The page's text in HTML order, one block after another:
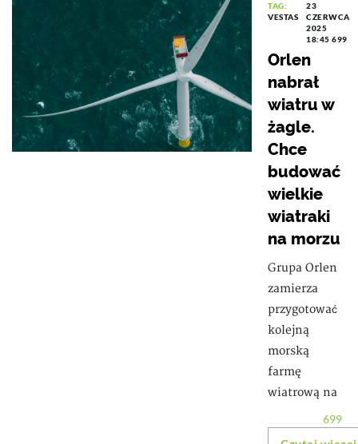
TAG:
VESTAS
23
CZERWCA
2025
18:45 699
Orlen
nabrał
wiatru w
żagle.
Chce
budować
wielkie
wiatraki
na morzu
Grupa Orlen
zamierza
przygotować
kolejną
morską
farmę
wiatrową na
699